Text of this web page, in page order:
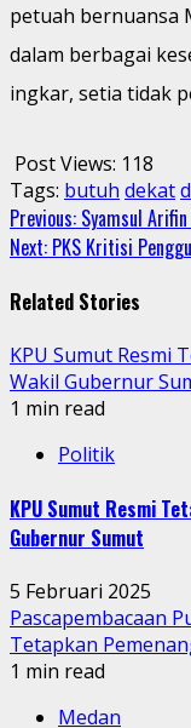
petuah bernuansa
dalam berbagai
ingkar, setia tidak
Post Views: 118
Tags: butuh dekat
Continue
Reading
Previous: Syamsul
Next: PKS Kritisi
Related Stories
KPU Sumut Resmi
Wakil Gubernur
1 min read
Politik
KPU Sumut Resmi
Gubernur Sumut
5 Februari 2025
Pascapembacaan
Tetapkan
1 min read
Medan